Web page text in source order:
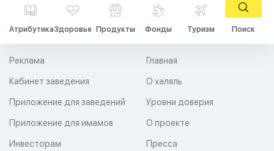
АтрибутикаЗдоровье Продукты Фонды Туризм Поиск
Главная
О халяль
Уровни доверия
Реклама
Кабинет заведения
Приложение для заведений
Приложение для имамов О проекте
Пресса
Инвесторам